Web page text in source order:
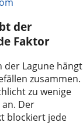
der
Faktor
der Lagune hängt
zusammen.
zu wenige
Der
blockiert jede